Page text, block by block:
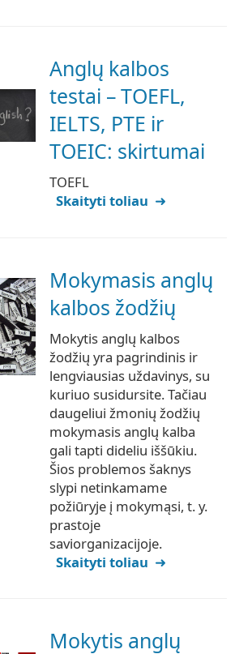
Anglų kalbos
testai – TOEFL,
IELTS, PTE ir
TOEIC: skirtumai
TOEFL
Skaityti toliau
Mokymasis anglų
kalbos žodžių
Mokytis anglų kalbos
žodžių yra pagrindinis ir
lengviausias uždavinys, su
kuriuo susidursite. Tačiau
daugeliui žmonių žodžių
mokymasis anglų kalba
gali tapti dideliu iššūkiu.
Šios problemos šaknys
slypi netinkamame
požiūryje į mokymąsi, t. y.
prastoje
saviorganizacijoje.
Skaityti toliau
Mokytis anglų